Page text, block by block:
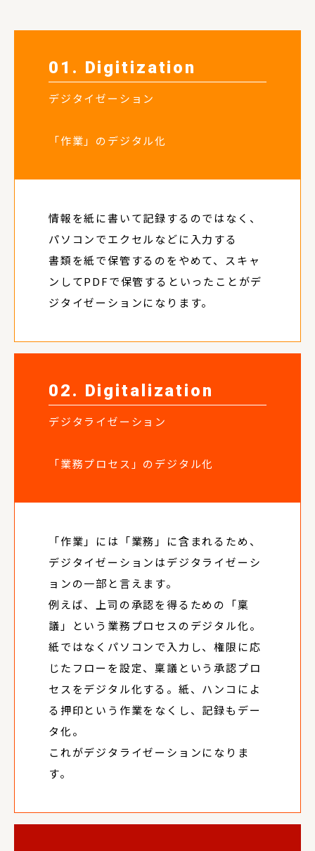
01. Digitization
デジタイゼーション
「作業」のデジタル化
情報を紙に書いて記録するのではなく、
パソコンでエクセルなどに入力する
書類を紙で保管するのをやめて、スキャ
ンしてPDFで保管するといったことがデ
ジタイゼーションになります。
02. Digitalization
デジタライゼーション
「業務プロセス」のデジタル化
「作業」には「業務」に含まれるため、
デジタイゼーションはデジタライゼーシ
ョンの一部と言えます。
例えば、上司の承認を得るための「稟
議」という業務プロセスのデジタル化。
紙ではなくパソコンで入力し、権限に応
じたフローを設定、稟議という承認プロ
セスをデジタル化する。紙、ハンコによ
る押印という作業をなくし、記録もデー
タ化。
これがデジタライゼーションになりま
す。